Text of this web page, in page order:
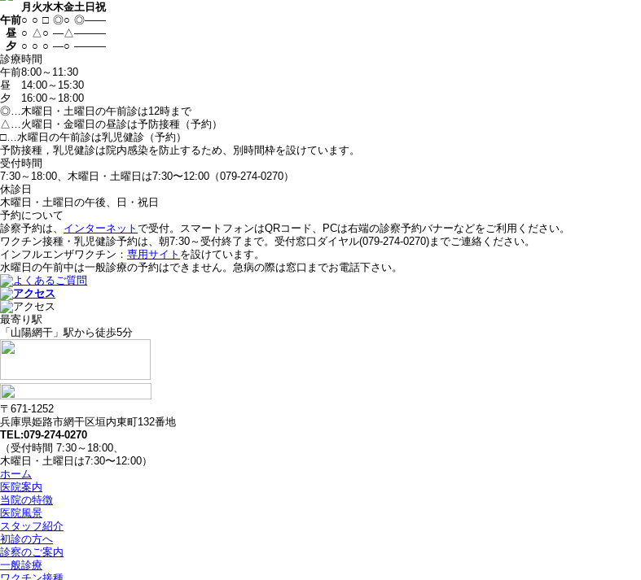
月 火水木金土 日 祝
午前○ ○ □ ◎○ ◎——
昼 ○ △○ —△———
夕 ○ ○ ○ —○ ———
診療時間
午前8:00～11:30
昼
14:00～15:30
夕
16:00～18:00
◎…木曜日・土曜日の午前診は12時まで
△…火曜日・金曜日の昼診は予防接種（予約）
□…水曜日の午前診は乳児健診（予約）
予防接種，乳児健診は院内感染を防止するため、別時間枠を設けています。
受付時間
7:30～18:00、木曜日・土曜日は7:30〜12:00（079-274-0270）
休診日
木曜日・土曜日の午後、日・祝日
予約について
診察予約は、 インターネット で受付。スマートフォンはQRコード、PCは右端の診察予約バナーなどをご利用ください。
ワクチン接種・乳児健診予約は、朝7:30～受付終了まで。受付窓口ダイヤル(079-274-0270)までご連絡ください。
インフルエンザワクチン： 専用サイト を設けています。
水曜日の午前中は一般診療の予約はできません。急病の際は窓口までお電話下さい。
最寄り駅
「山陽網干」駅から徒歩5分
〒671-1252
兵庫県姫路市網干区垣内東町132番地
TEL:079-274-0270
（受付時間 7:30～18:00、
木曜日・土曜日は7:30〜12:00）
ホーム
医院案内
当院の特徴
医院風景
スタッフ紹介
初診の方へ
診察のご案内
一般診療